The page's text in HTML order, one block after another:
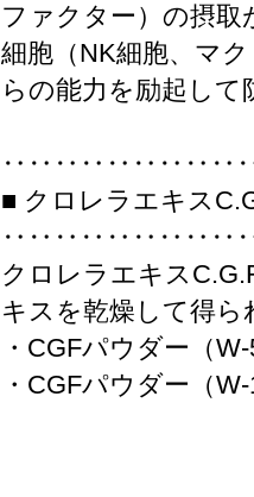
ファクター）の摂取
細胞（NK細胞、マ
らの能力を励起し
■ クロレラエキス
クロレラエキス
キスを乾燥して得
・CGFパウダー（
・CGFパウダー（